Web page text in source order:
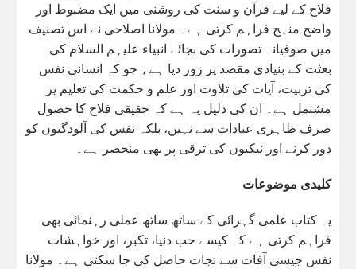
فلاح کے لیے قرآن و سنت کی روشنی میں ایک مضبوط اور
واضح منہج فراہم کرتی ہے۔ مولانا اصلاحی نے اس تصنیف
میں صوفیانہ تصورات کی بجائے انبیاء علیہم السلام کی
بعثت کے بنیادی مقصد پر زور دیا ہے، جو کہ انسانی نفس
کی تربیت، آیات کی تلاوت اور علم و حکمت کی تعلیم پر
مشتمل ہے۔ ان کی دلیل یہ ہے کہ حقیقی فلاح کا حصول
صرف ظاہری عبادات سے نہیں، بلکہ نفس کی آلودگیوں کو
دور کرنے اور نیکیوں کی ترقی پر بھی منحصر ہے۔
کلیدی موضوعات
یہ کتاب علمی گہرائی کے ساتھ ساتھ عملی رہنمائی بھی
فراہم کرتی ہے کہ کیسے حب دنیا، تکبر، اور خواہشات
نفس جیسی آفات سے نجات حاصل کی جا سکتی ہے۔ مولانا